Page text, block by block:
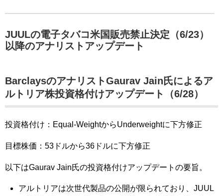
JUULの電子タバコ米国販売禁止決定（6/23）
以降のアナリストアップデート
BarclaysのアナリストGaurav Jain氏によるア
ルトリア株投資格付けアップデート（6/28）
投資格付け：Equal-WeightからUnderweightに下方修正
目標株価：53ドルから36ドルに下方修正
以下はGaurav Jain氏の投資格付けアップデートの要旨。
アルトリアは次世代製品の公開が限られており、JUUL